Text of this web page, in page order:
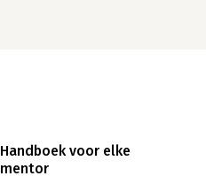
Handboek voor elke
mentor